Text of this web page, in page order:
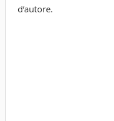
d’autore.